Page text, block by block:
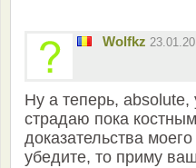
Wolfkz
Ну а теперь,
страдаю пока
доказательства
убедите, то приму